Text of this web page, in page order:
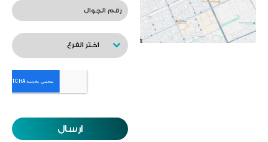
اختر الفرع
ارسال